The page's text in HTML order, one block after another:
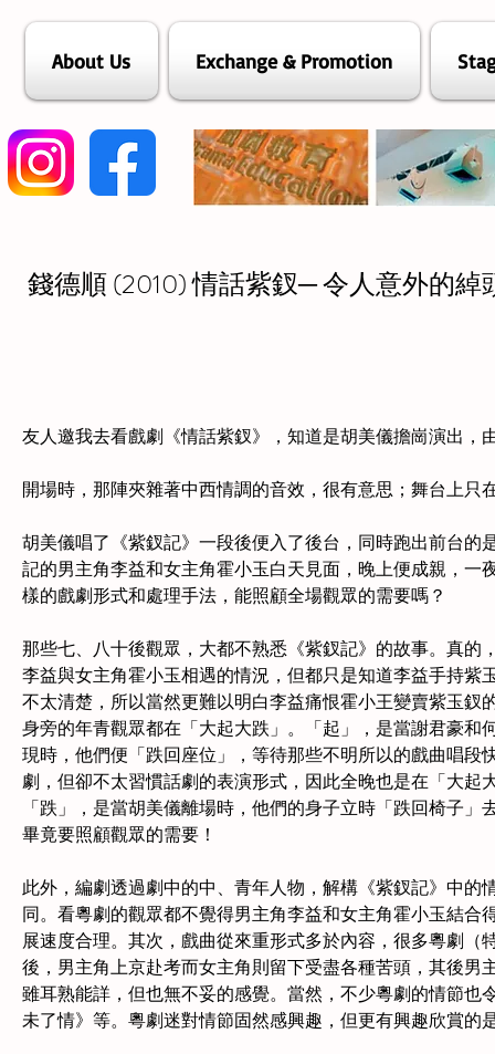
About Us Exchange & Promotion
錢德順 (2010) 情話紫釵─ 令人意外的綽
友人邀我去看戲劇《情話紫釵》，知道是胡美儀擔崗演出
開場時，那陣夾雜著中西情調的音效，很有意思；舞台上
胡美儀唱了《紫釵記》一段後便入了後台，同時跑出前台
記的男主角李益和女主角霍小玉白天見面，晚上便成親，
樣的戲劇形式和處理手法，能照顧全場觀眾的需要嗎？
那些七、八十後觀眾，大都不熟悉《紫釵記》的故事。真
李益與女主角霍小玉相遇的情況，但都只是知道李益手持
不太清楚，所以當然更難以明白李益痛恨霍小王變賣紫玉
身旁的年青觀眾都在「大起大跌」。「起」，是當謝君豪
現時，他們便「跌回座位」，等待那些不明所以的戲曲唱
劇，但卻不太習慣話劇的表演形式，因此全晚也是在「大
「跌」，是當胡美儀離場時，他們的身子立時「跌回椅子
畢竟要照顧觀眾的需要！
此外，編劇透過劇中的中、青年人物，解構《紫釵記》中
同。看粵劇的觀眾都不覺得男主角李益和女主角霍小玉結
展速度合理。其次，戲曲從來重形式多於內容，很多粵劇
後，男主角上京赴考而女主角則留下受盡各種苦頭，其後
雖耳熟能詳，但也無不妥的感覺。當然，不少粵劇的情節
未了情》等。粵劇迷對情節固然感興趣，但更有興趣欣賞的